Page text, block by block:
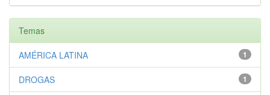
Temas
1
AMÉRICA LATINA
1
DROGAS